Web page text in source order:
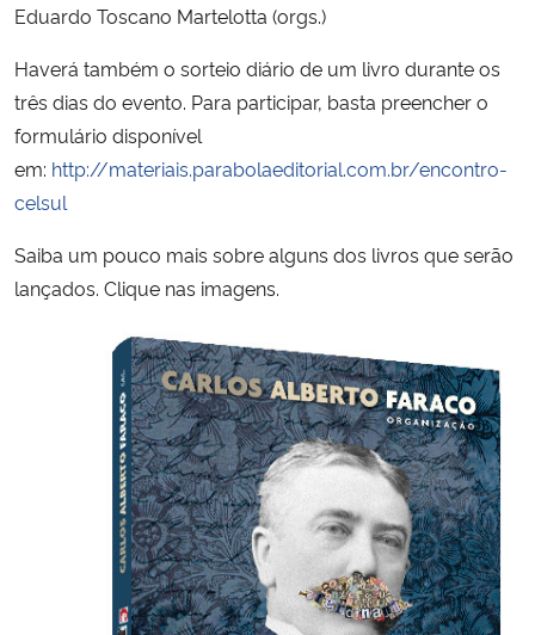
Secretaria de Governo
Advocacia-Geral da União
Banco Central do Brasil
Eduardo Toscano Martelotta (orgs.)
Haverá também o sorteio diário de um livro durante os
três dias do evento. Para participar, basta preencher o
formulário disponível
em: http://materiais.parabolaeditorial.com.br/encontro-
celsul
Saiba um pouco mais sobre alguns dos livros que serão
lançados. Clique nas imagens.